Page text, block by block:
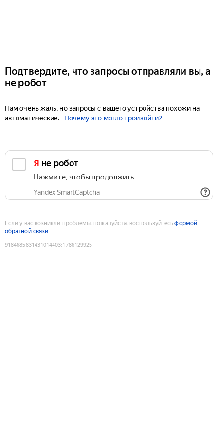
Подтвердите, что запросы отправляли вы, а
не робот
Нам очень жаль, но запросы с вашего устройства похожи на
автоматические.
Почему это могло произойти?
Я не робот
Нажмите, чтобы продолжить
Yandex SmartCaptcha
Если у вас возникли проблемы, пожалуйста, воспользуйтесьформой
обратной связи
9184685831431014403:1786129925